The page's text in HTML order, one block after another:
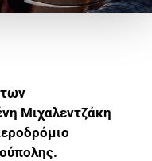
των
Μιχαλεντζάκη